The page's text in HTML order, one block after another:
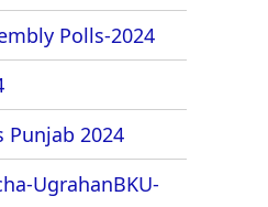
Polls-2024
Punjab 2024
UgrahanBKU-